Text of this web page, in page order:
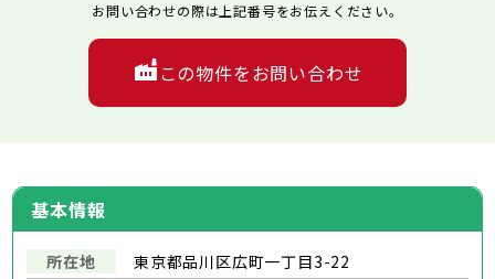
基本情報
所在地
東京都品川区広町一丁目3-22
お問い合わせの際は上記番号をお伝えください。
この物件をお問い合わせ